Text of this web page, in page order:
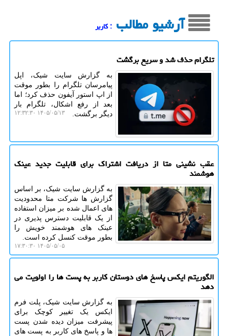
آرشیو مطالب : كاربر
تلگرام حذف شد و سریع برگشت
به گزارش سایت شیک، اپل
پیامرسان تلگرام را بطور موقت
از اپ استور آیفون حذف کرد؛ اما
بعد از رفع اشکال، تلگرام بار
دیگر برگشت.
۱۴۰۵/۰۵/۱۳ ۱۲:۳۲:۳۰
عقب نشینی متا از دریافت اشتراک برای قابلیت جدید عینک
هوشمند
به گزارش سایت شیک، بر اساس
گزارش ها شرکت متا محدودیت
های اعمال شده بر میزان استفاده
از یک قابلیت دسترس پذیری در
عینک های هوشمند خویش را
بطور موقت کنسل کرده است.
۱۴۰۵/۰۵/۰۵ ۱۷:۳۰:۳۰
الگوریتم ایکس پاسخ های دوستان کاربر به پست ها را اولویت می
دهد
به گزارش سایت شیک، پلت فرم
ایکس یک تغییر کوچک برای
پیشرفت میزان دیده شدن پست
ها و پاسخ های کاربر به پست های